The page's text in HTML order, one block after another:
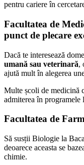
pentru cariere în
Facultatea de
punct de plecare
Dacă te interesează
umană sau veterinară,
ajută mult în alegerea
Multe școli de medicină
admiterea în programele
Facultatea de
Să susții Biologie la
deoarece aceasta se
chimie.